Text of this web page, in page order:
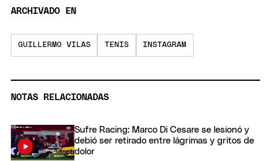
ARCHIVADO EN
GUILLERMO VILAS TENIS INSTAGRAM
NOTAS RELACIONADAS
Sufre Racing: Marco Di Cesare se lesionó y
debió ser retirado entre lágrimas y gritos de
dolor